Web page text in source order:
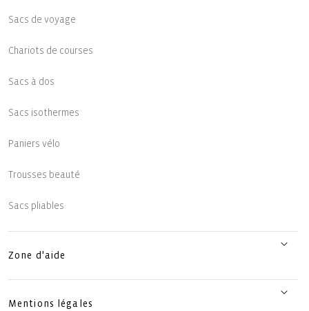
Sacs de voyage
Chariots de courses
Sacs à dos
Sacs isothermes
Paniers vélo
Trousses beauté
Sacs pliables
Zone d'aide
Mentions légales